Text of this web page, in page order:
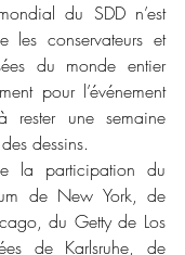
du SDD n’est
les conservateurs et
du monde entier
pour l’événement
rester une semaine
dessins.
la participation du
de New York, de
du Getty de Los
de Karlsruhe, de